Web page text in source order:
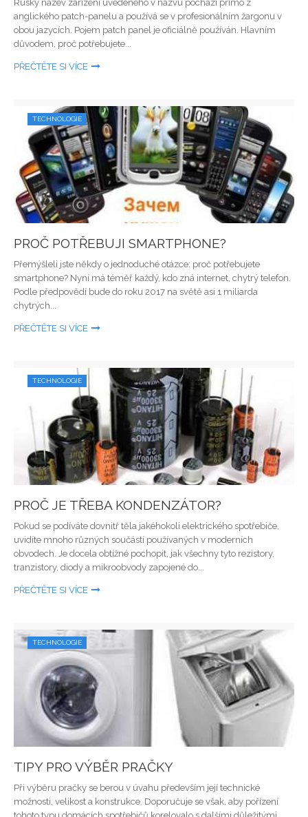
Ruský název zařízení uvedeného v názvu pochází přímo z
anglického patch-panelu a používá se v profesionálním žargonu v
obou jazycích. Pojem patch panel je oficiálně používán. Hlavním
důvodem, proč potřebujete...
PŘEČTĚTE SI VÍCE
TECHNOLOGIE
PROČ POTŘEBUJI SMARTPHONE?
Přemýšleli jste někdy o jednoduché otázce: proč potřebujete
smartphone? Nyní má téměř každý, kdo zná internet, chytrý telefon.
Podle předpovědí bude do roku 2017 na světě asi 1 miliarda
chytrých...
PŘEČTĚTE SI VÍCE
TECHNOLOGIE
PROČ JE TŘEBA KONDENZÁTOR?
Pokud se podíváte dovnitř těla jakéhokoli elektrického spotřebiče,
uvidíte mnoho různých součástí používaných v moderních
obvodech. Je docela obtížné pochopit, jak všechny tyto rezistory,
tranzistory, diody a mikroobvody zapojené do...
PŘEČTĚTE SI VÍCE
TECHNOLOGIE
TIPY PRO VÝBĚR PRAČKY
Při výběru pračky se berou v úvahu především její technické
možnosti, velikost a konstrukce. Doporučuje se však, aby pořízení